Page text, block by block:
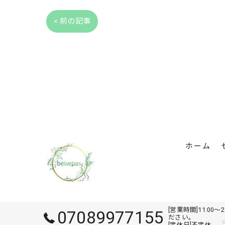
< 前の記事
07089977155
[営業時間]11:00
ださい。
ホーム